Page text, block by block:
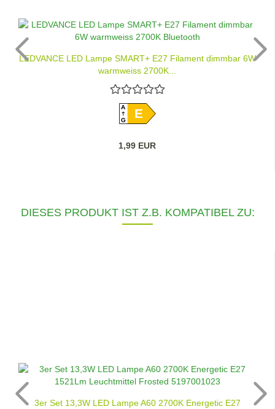
LEDVANCE LED Lampe SMART+ E27 Filament dimmbar 6W
warmweiss 2700K...
A
GE
1,99 EUR
DIESES PRODUKT IST Z.B. KOMPATIBEL ZU:
3er Set 13,3W LED Lampe A60 2700K Energetic E27